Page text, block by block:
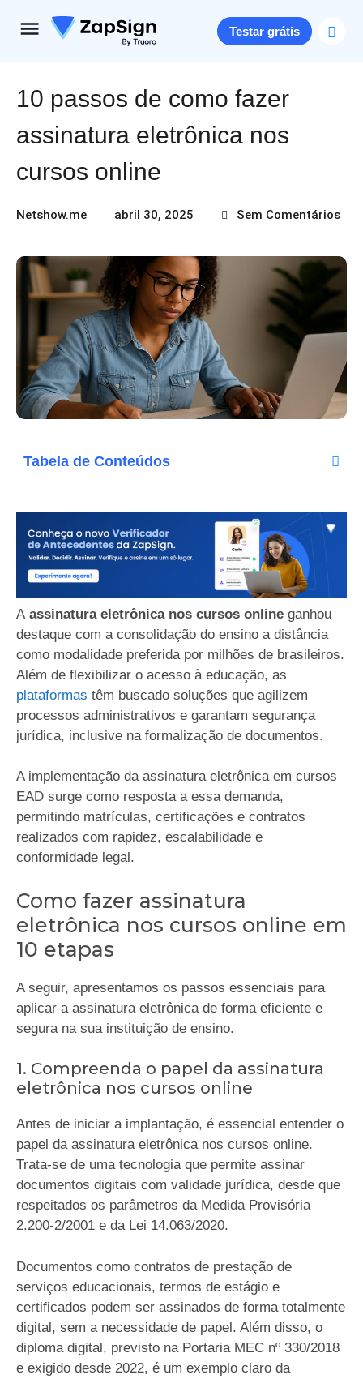
Testar grátis
10 passos de como fazer
assinatura eletrônica nos
cursos online​
Netshow.me abril 30, 2025 Sem Comentários
Tabela de Conteúdos
A assinatura eletrônica nos cursos online ganhou
destaque com a consolidação do ensino a distância
como modalidade preferida por milhões de brasileiros.
Além de flexibilizar o acesso à educação, as
plataformas têm buscado soluções que agilizem
processos administrativos e garantam segurança
jurídica, inclusive na formalização de documentos.
A implementação da assinatura eletrônica em cursos
EAD surge como resposta a essa demanda,
permitindo matrículas, certificações e contratos
realizados com rapidez, escalabilidade e
conformidade legal.
Como fazer assinatura
eletrônica nos cursos online em
10 etapas
A seguir, apresentamos os passos essenciais para
aplicar a assinatura eletrônica de forma eficiente e
segura na sua instituição de ensino.
1. Compreenda o papel da assinatura
eletrônica nos cursos online
Antes de iniciar a implantação, é essencial entender o
papel da assinatura eletrônica nos cursos online.
Trata-se de uma tecnologia que permite assinar
documentos digitais com validade jurídica, desde que
respeitados os parâmetros da Medida Provisória
2.200-2/2001 e da Lei 14.063/2020.
Documentos como contratos de prestação de
serviços educacionais, termos de estágio e
certificados podem ser assinados de forma totalmente
digital, sem a necessidade de papel. Além disso, o
diploma digital, previsto na Portaria MEC nº 330/2018
e exigido desde 2022, é um exemplo claro da